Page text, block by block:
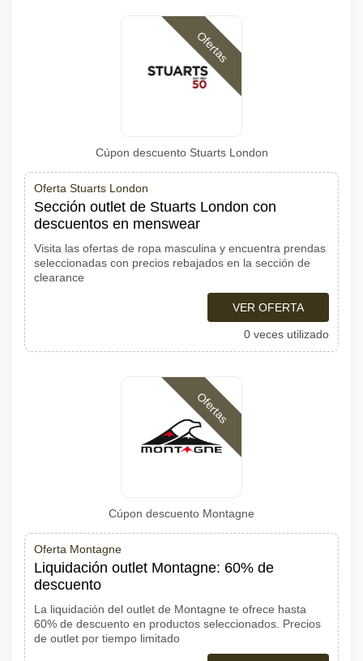
Ofertas
Cúpon descuento Stuarts London
Oferta Stuarts London
Sección outlet de Stuarts London con
descuentos en menswear
Visita las ofertas de ropa masculina y encuentra prendas
seleccionadas con precios rebajados en la sección de
clearance
VER OFERTA
0 veces utilizado
Ofertas
Cúpon descuento Montagne
Oferta Montagne
Liquidación outlet Montagne: 60% de
descuento
La liquidación del outlet de Montagne te ofrece hasta
60% de descuento en productos seleccionados. Precios
de outlet por tiempo limitado